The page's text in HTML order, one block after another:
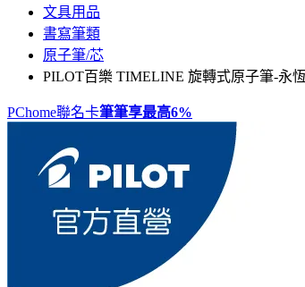
文具用品
書寫筆類
原子筆/芯
PILOT百樂 TIMELINE 旋轉式原子筆-永
PChome聯名卡筆筆享最高6%